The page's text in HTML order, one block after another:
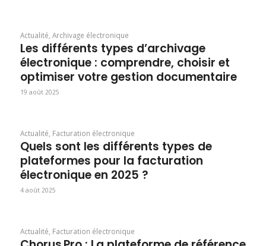
Actualité Archivage électronique
Les différents types d’archivage
électronique : comprendre, choisir et
optimiser votre gestion documentaire
19 août 2025
Actualité Facturation électronique
Quels sont les différents types de
plateformes pour la facturation
électronique en 2025 ?
4 août 2025
Actualité Facturation électronique